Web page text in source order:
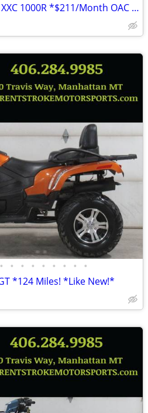
2023 Can-Am Renegade XXC 1000R *$211/Month OAC $0 Down*
• • • • • • • • •
*124 Miles! *Like New!*